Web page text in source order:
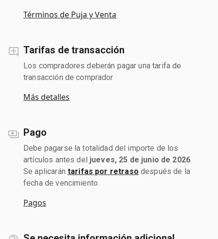
Términos de Puja y Venta
Tarifas de transacción
Los compradores deberán pagar una tarifa de
transacción de comprador
Más detalles
Pago
Debe pagarse la totalidad del importe de los
artículos antes del jueves, 25 de junio de 2026
Se aplicarán tarifas por retraso después de la
fecha de vencimiento.
Pagos